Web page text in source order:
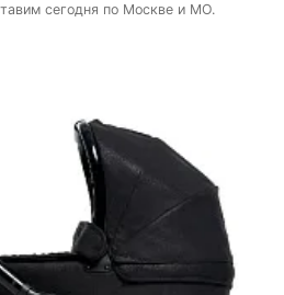
сегодня по Москве и МО.